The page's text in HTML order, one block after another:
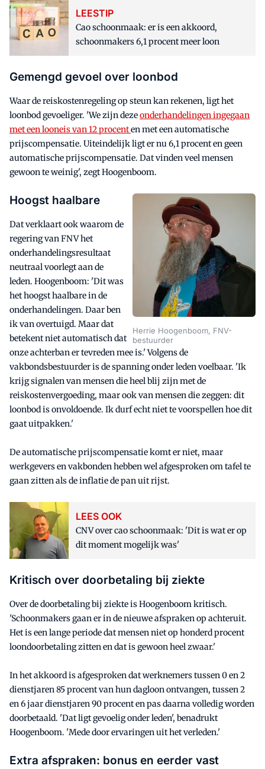
LEESTIP
Cao schoonmaak: er is een akkoord,
schoonmakers 6,1 procent meer loon
Gemengd gevoel over loonbod
Waar de reiskostenregeling op steun kan rekenen, ligt het
loonbod gevoeliger. 'We zijn dezeonderhandelingen ingegaan
met een looneis van 12 procenten met een automatische
prijscompensatie. Uiteindelijk ligt er nu 6,1 procent en geen
automatische prijscompensatie. Dat vinden veel mensen
gewoon te weinig', zegt Hoogenboom.
Herrie Hoogenboom, FNV-
bestuurder
Hoogst haalbare
Dat verklaart ook waarom de
regering van FNV het
onderhandelingsresultaat
neutraal voorlegt aan de
leden. Hoogenboom: 'Dit was
het hoogst haalbare in de
onderhandelingen. Daar ben
ik van overtuigd. Maar dat
betekent niet automatisch dat
onze achterban er tevreden mee is.' Volgens de
vakbondsbestuurder is de spanning onder leden voelbaar. 'Ik
krijg signalen van mensen die heel blij zijn met de
reiskostenvergoeding, maar ook van mensen die zeggen: dit
loonbod is onvoldoende. Ik durf echt niet te voorspellen hoe dit
gaat uitpakken.'
De automatische prijscompensatie komt er niet, maar
werkgevers en vakbonden hebben wel afgesproken om tafel te
gaan zitten als de inflatie de pan uit rijst.
LEES OOK
CNV over cao schoonmaak: 'Dit is wat er op
dit moment mogelijk was'
Kritisch over doorbetaling bij ziekte
Over de doorbetaling bij ziekte is Hoogenboom kritisch.
'Schoonmakers gaan er in de nieuwe afspraken op achteruit.
Het is een lange periode dat mensen niet op honderd procent
loondoorbetaling zitten en dat is gewoon heel zwaar.'
In het akkoord is afgesproken dat werknemers tussen 0 en 2
dienstjaren 85 procent van hun dagloon ontvangen, tussen 2
en 6 jaar dienstjaren 90 procent en pas daarna volledig worden
doorbetaald. 'Dat ligt gevoelig onder leden', benadrukt
Hoogenboom. 'Mede door ervaringen uit het verleden.'
Extra afspraken: bonus en eerder vast